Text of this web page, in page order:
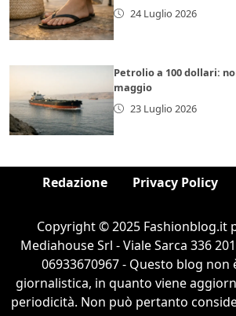
24 Luglio 2026
Petrolio a 100 dollari:
maggio
23 Luglio 2026
Redazione Privacy Policy
Copyright © 2025 Fashionblog.it
Mediahouse Srl - Viale Sarca 336
06933670967 - Questo blog non
giornalistica, in quanto viene
periodicità. Non può pertanto